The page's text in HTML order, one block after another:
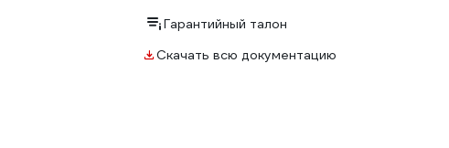
Гарантийный талон
Скачать всю документацию